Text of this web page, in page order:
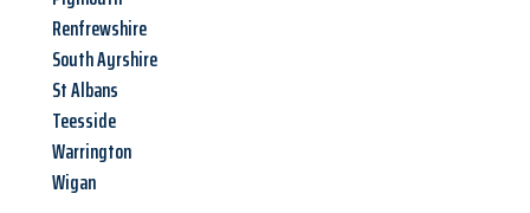
Renfrewshire
South Ayrshire
St Albans
Teesside
Warrington
Wigan